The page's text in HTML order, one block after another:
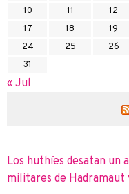
10
11 12
17
18 19
24
25 26
31
« Jul
Los huthíes desatan un
militares de Hadramaut